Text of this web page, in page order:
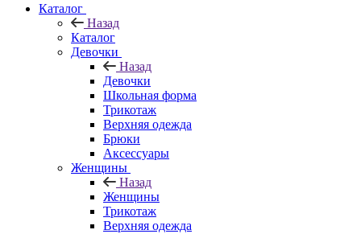
Каталог
Назад
Каталог
Девочки
Назад
Девочки
Школьная форма
Трикотаж
Верхняя одежда
Брюки
Аксессуары
Женщины
Назад
Женщины
Трикотаж
Верхняя одежда